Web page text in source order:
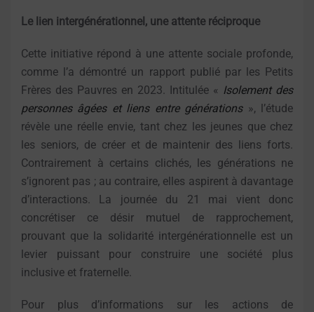
Le lien intergénérationnel, une attente réciproque
Cette initiative répond à une attente sociale profonde,
comme l’a démontré un rapport publié par les Petits
Frères des Pauvres en 2023. Intitulée « Isolement des
personnes âgées et liens entre générations», l’étude
révèle une réelle envie, tant chez les jeunes que chez
les seniors, de créer et de maintenir des liens forts.
Contrairement à certains clichés, les générations ne
s’ignorent pas ; au contraire, elles aspirent à davantage
d’interactions. La journée du 21 mai vient donc
concrétiser ce désir mutuel de rapprochement,
prouvant que la solidarité intergénérationnelle est un
levier puissant pour construire une société plus
inclusive et fraternelle.
Pour plus d’informations sur les actions de